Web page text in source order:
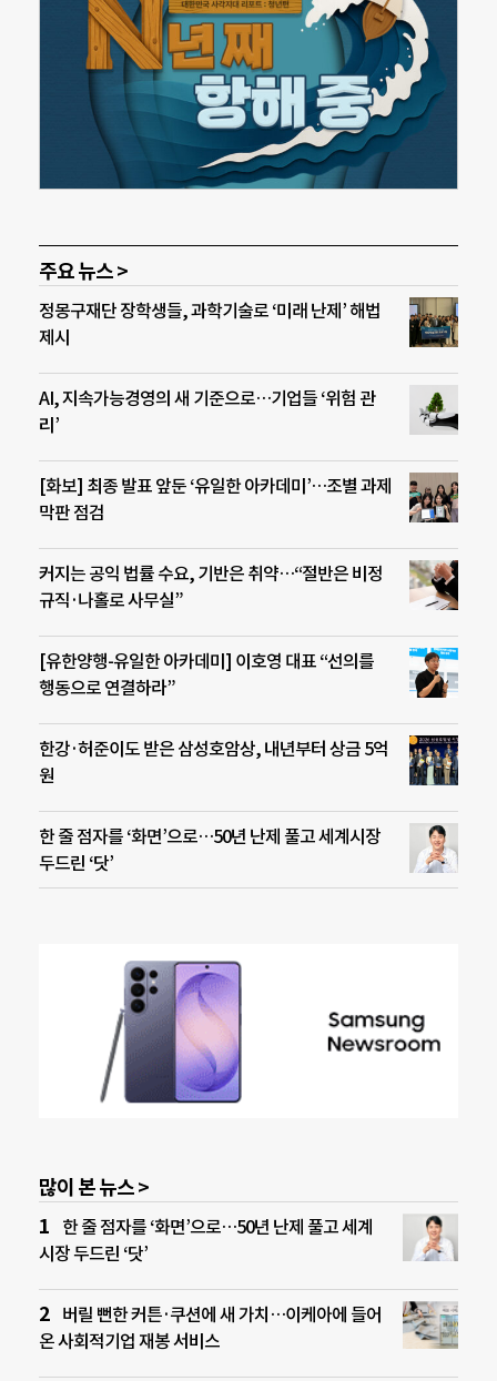
주요 뉴스 >
정몽구재단 장학생들, 과학기술로 ‘미래 난제’ 해법
제시
AI, 지속가능경영의 새 기준으로…기업들 ‘위험 관
리’
[화보] 최종 발표 앞둔 ‘유일한 아카데미’…조별 과제
막판 점검
커지는 공익 법률 수요, 기반은 취약…“절반은 비정
규직·나홀로 사무실”
[유한양행-유일한 아카데미] 이호영 대표 “선의를
행동으로 연결하라”
한강·허준이도 받은 삼성호암상, 내년부터 상금 5억
원
한 줄 점자를 ‘화면’으로…50년 난제 풀고 세계시장
두드린 ‘닷’
많이 본 뉴스 >
한 줄 점자를 ‘화면’으로…50년 난제 풀고 세계
시장 두드린 ‘닷’
버릴 뻔한 커튼·쿠션에 새 가치…이케아에 들어
온 사회적기업 재봉 서비스